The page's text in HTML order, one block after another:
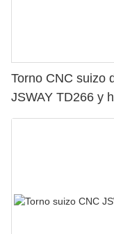
Torno CNC suizo
JSWAY TD266 y